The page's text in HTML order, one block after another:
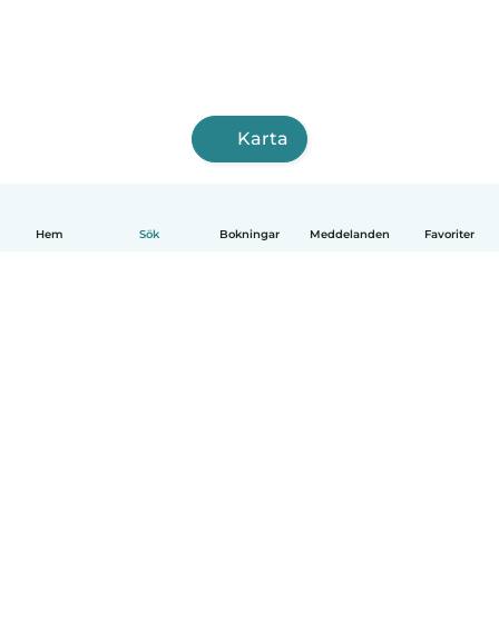
Hem Sök Bokningar Meddelanden Favoriter
Karta